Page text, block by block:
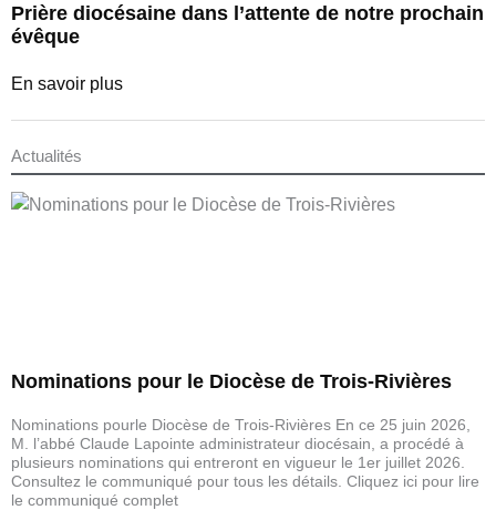
Prière diocésaine dans l’attente de notre prochain
évêque
En savoir plus
Actualités
Nominations pour le Diocèse de Trois-Rivières
Nominations pourle Diocèse de Trois-Rivières En ce 25 juin 2026,
M. l’abbé Claude Lapointe administrateur diocésain, a procédé à
plusieurs nominations qui entreront en vigueur le 1er juillet 2026.
Consultez le communiqué pour tous les détails. Cliquez ici pour lire
le communiqué complet